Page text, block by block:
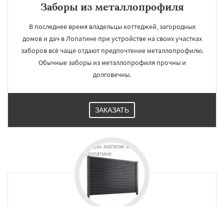
Заборы из металлопрофиля
В последнее время владельцы коттеджей, загородных
домов и дач в Лопатине при устройстве на своих участках
заборов всё чаще отдают предпочтение металлопрофилю.
Обычные заборы из металлопрофиля прочны и
долговечны.
ЗАКАЗАТЬ